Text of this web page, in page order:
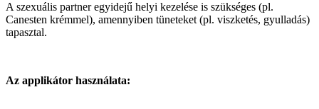
A szexuális partner egyidejű helyi kezelése is szükséges (pl.
Canesten krémmel), amennyiben tüneteket (pl. viszketés, gyulladás)
tapasztal.
Az applikátor használata: